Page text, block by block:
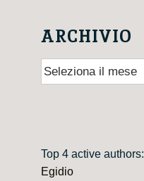
ARCHIVIO
Archivio
Top 4 active authors:
Egidio